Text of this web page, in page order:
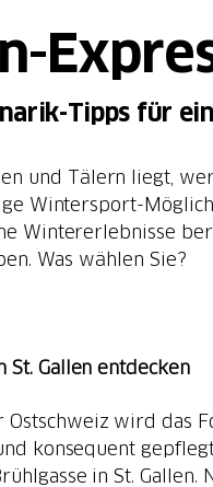
Tipps für
und Tälern liegt,
Wintersport-
Wintererlebnisse
Was wählen Sie?
St. Gallen entdecken
wird das
konsequent
in St. Gallen.